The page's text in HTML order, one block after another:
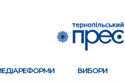
ВИБОРИ